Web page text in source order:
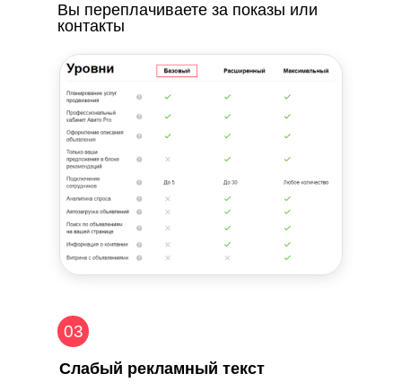
Слабый рекламный текст
03
Вы переплачиваете за показы или
контакты